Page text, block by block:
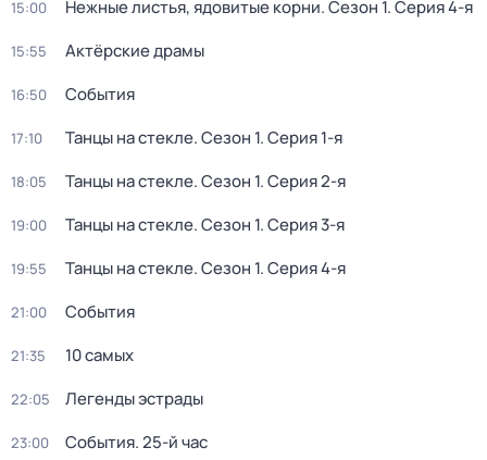
15:00 Нежные листья, ядовитые корни. Сезон 1. Серия 4-я
15:55 Актёрские драмы
16:50 События
17:10 Танцы на стекле. Сезон 1. Серия 1-я
18:05 Танцы на стекле. Сезон 1. Серия 2-я
19:00 Танцы на стекле. Сезон 1. Серия 3-я
19:55 Танцы на стекле. Сезон 1. Серия 4-я
21:00 События
21:35 10 самых
22:05 Легенды эстрады
23:00 События. 25-й час